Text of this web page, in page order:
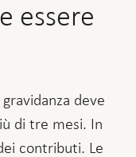
essere
deve
di tre mesi. In
contributi. Le